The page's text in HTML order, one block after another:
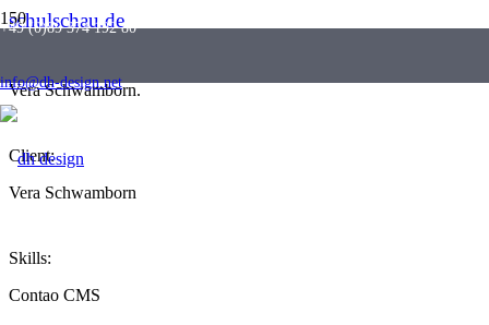
+49 (0)89 374 192 80
info@dh-design.net
schulschau.de
Vera Schwamborn.
Client:
Vera Schwamborn
Skills:
Contao CMS